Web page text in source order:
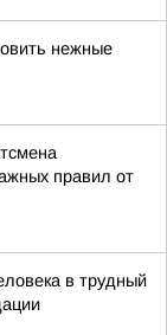
нежные
правил от
в трудный